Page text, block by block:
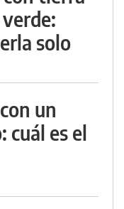
solo
un
cuál es el